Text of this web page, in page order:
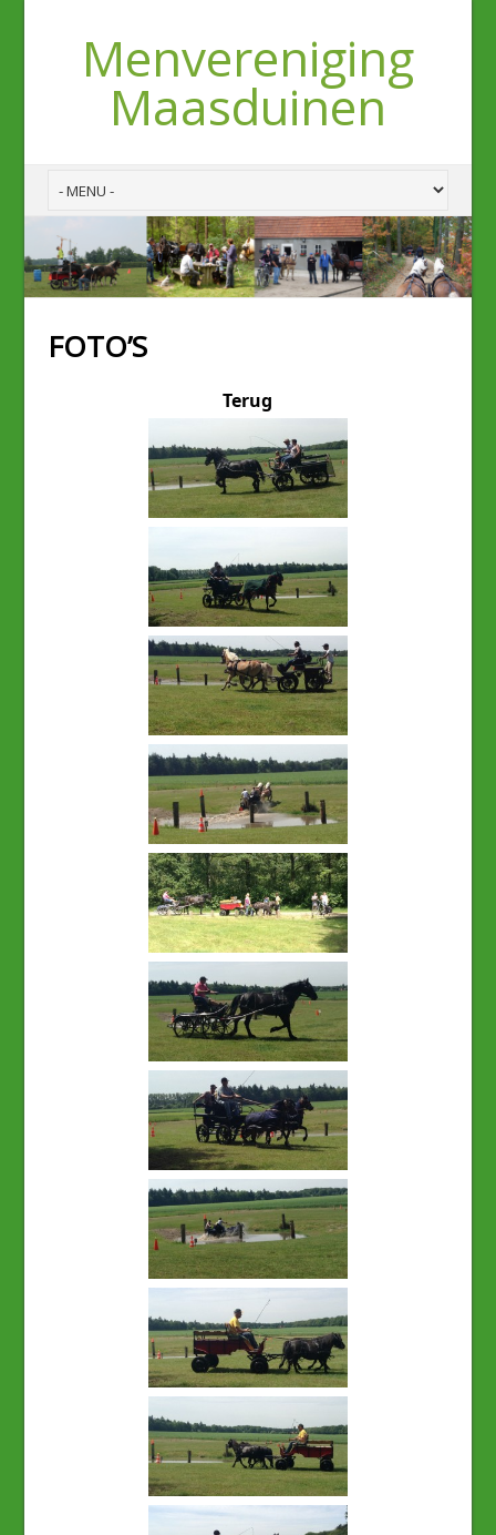
Menvereniging
Maasduinen
FOTO’S
Terug